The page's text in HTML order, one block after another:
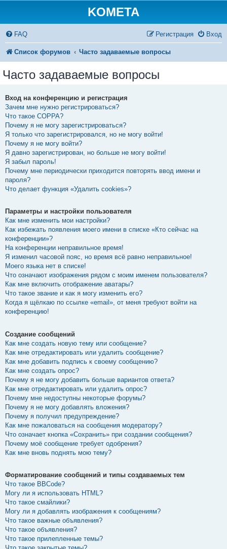
KOMETA
FAQ Вход
Регистрация
Список форумов Часто задаваемые вопросы
Часто задаваемые вопросы
Вход на конференцию и регистрация
Зачем мне нужно регистрироваться?
Что такое COPPA?
Почему я не могу зарегистрироваться?
Я только что зарегистрировался, но не могу войти!
Почему я не могу войти?
Я давно зарегистрирован, но больше не могу войти!
Я забыл пароль!
Почему мне периодически приходится повторять ввод имени и
пароля?
Что делает функция «Удалить cookies»?
Параметры и настройки пользователя
Как мне изменить мои настройки?
Как избежать появления моего имени в списке «Кто сейчас на
конференции»?
На конференции неправильное время!
Я изменил часовой пояс, но время всё равно неправильное!
Моего языка нет в списке!
Что означают изображения рядом с моим именем пользователя?
Как мне включить отображение аватары?
Что такое звание и как я могу изменить его?
Когда я щёлкаю по ссылке «email», от меня требуют войти на
конференцию!
Создание сообщений
Как мне создать новую тему или сообщение?
Как мне отредактировать или удалить сообщение?
Как мне добавить подпись к своему сообщению?
Как мне создать опрос?
Почему я не могу добавить больше вариантов ответа?
Как мне отредактировать или удалить опрос?
Почему мне недоступны некоторые форумы?
Почему я не могу добавлять вложения?
Почему я получил предупреждение?
Как мне пожаловаться на сообщения модератору?
Что означает кнопка «Сохранить» при создании сообщения?
Почему моё сообщение требует одобрения?
Как мне вновь поднять мою тему?
Форматирование сообщений и типы создаваемых тем
Что такое BBCode?
Могу ли я использовать HTML?
Что такое смайлики?
Могу ли я добавлять изображения к сообщениям?
Что такое важные объявления?
Что такое объявления?
Что такое прилепленные темы?